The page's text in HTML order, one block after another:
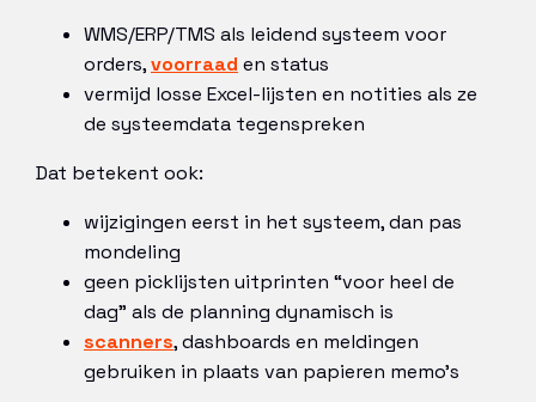
WMS/ERP/TMS als leidend systeem voor
orders,voorraad en status
vermijd losse Excel-lijsten en notities als ze
de systeemdata tegenspreken
Dat betekent ook:
wijzigingen eerst in het systeem, dan pas
mondeling
geen picklijsten uitprinten “voor heel de
dag” als de planning dynamisch is
scanners, dashboards en meldingen
gebruiken in plaats van papieren memo’s